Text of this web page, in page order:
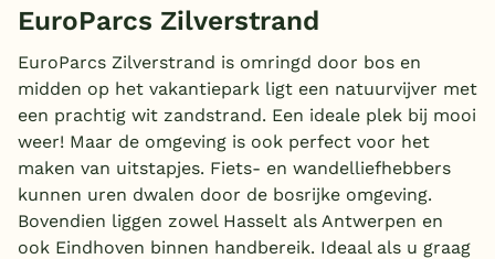
EuroParcs Zilverstrand
EuroParcs Zilverstrand is omringd door bos en
midden op het vakantiepark ligt een natuurvijver met
een prachtig wit zandstrand. Een ideale plek bij mooi
weer! Maar de omgeving is ook perfect voor het
maken van uitstapjes. Fiets- en wandelliefhebbers
kunnen uren dwalen door de bosrijke omgeving.
Bovendien liggen zowel Hasselt als Antwerpen en
ook Eindhoven binnen handbereik. Ideaal als u graag